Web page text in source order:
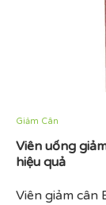
Giảm Cân
Viên uống
hiệu quả
Viên giảm cân